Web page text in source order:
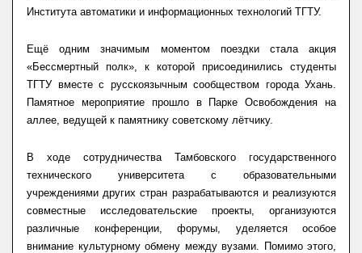
Института автоматики и информационных технологий ТГТУ.
Ещё одним значимым моментом поездки стала акция
«Бессмертный полк», к которой присоединились студенты
ТГТУ вместе с русскоязычным сообществом города Ухань.
Памятное мероприятие прошло в Парке Освобождения на
аллее, ведущей к памятнику советскому лётчику.
В ходе сотрудничества Тамбовского государственного
технического университета с образовательными
учреждениями других стран разрабатываются и реализуются
совместные исследовательские проекты, организуются
различные конференции, форумы, уделяется особое
внимание культурному обмену между вузами. Помимо этого,